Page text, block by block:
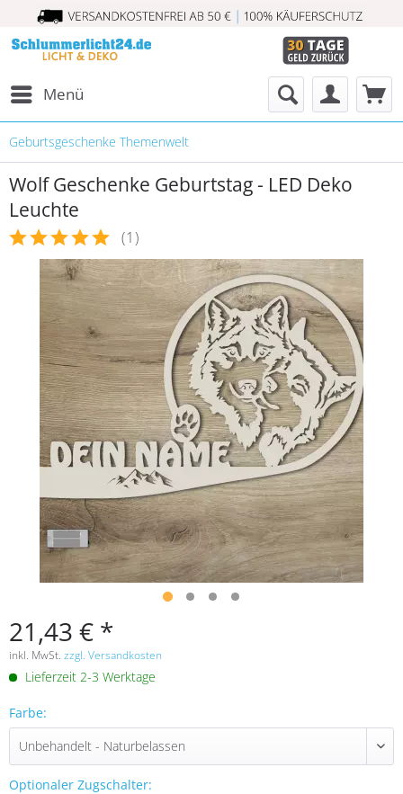
Menü
Geburtsgeschenke Themenwelt
Wolf Geschenke Geburtstag - LED Deko
Leuchte
(1)
21,43 € *
inkl. MwSt. zzgl. Versandkosten
Lieferzeit 2-3 Werktage
Farbe:
Optionaler Zugschalter: